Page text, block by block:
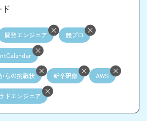
開発エンジニア 競プロ
らの挑戦状 新卒研修 AWS
ドエンジニア